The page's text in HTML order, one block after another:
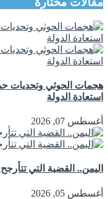
هجمات الحوثي وتحديات
استعادة الدولة
أغسطس 07, 2026
اليمن.. القضية التي
أغسطس 05, 2026